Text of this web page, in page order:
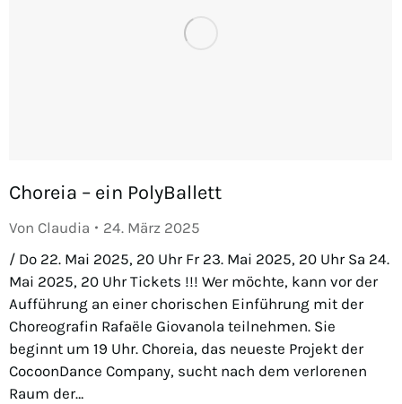
Choreia – ein PolyBallett
Von Claudia
24. März 2025
/ Do 22. Mai 2025, 20 Uhr Fr 23. Mai 2025, 20 Uhr Sa 24.
Mai 2025, 20 Uhr Tickets !!! Wer möchte, kann vor der
Aufführung an einer chorischen Einführung mit der
Choreografin Rafaële Giovanola teilnehmen. Sie
beginnt um 19 Uhr. Choreia, das neueste Projekt der
CocoonDance Company, sucht nach dem verlorenen
Raum der…